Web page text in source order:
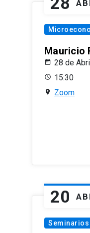
Mauricio
28 de
15:30
Zoom
20
Seminarios